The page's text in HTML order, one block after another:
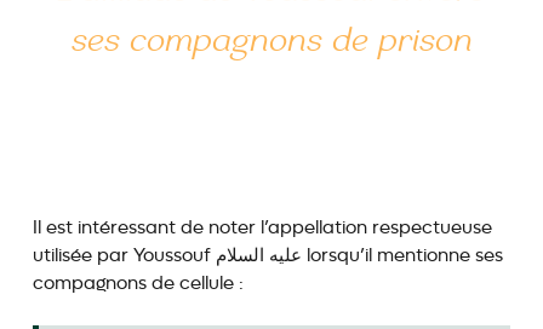
ses compagnons de prison
Il est intéressant de noter l’appellation respectueuse
utilisée par Youssouf عليه السلام lorsqu’il mentionne ses
compagnons de cellule :